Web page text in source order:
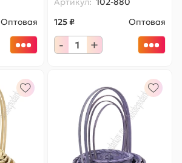
Оптовая
125 ₽
Оптовая
- +